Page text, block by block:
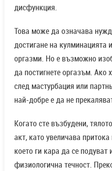
дисфункция.
Това може да означава
достигане на кулминацията
оргазми. Но е възможно
да постигнете оргазъм. Ако
след мастурбация или
най-добре е да не
Когато сте възбудени,
акт, като увеличава
което ги кара да се подуват
физиологична течност.